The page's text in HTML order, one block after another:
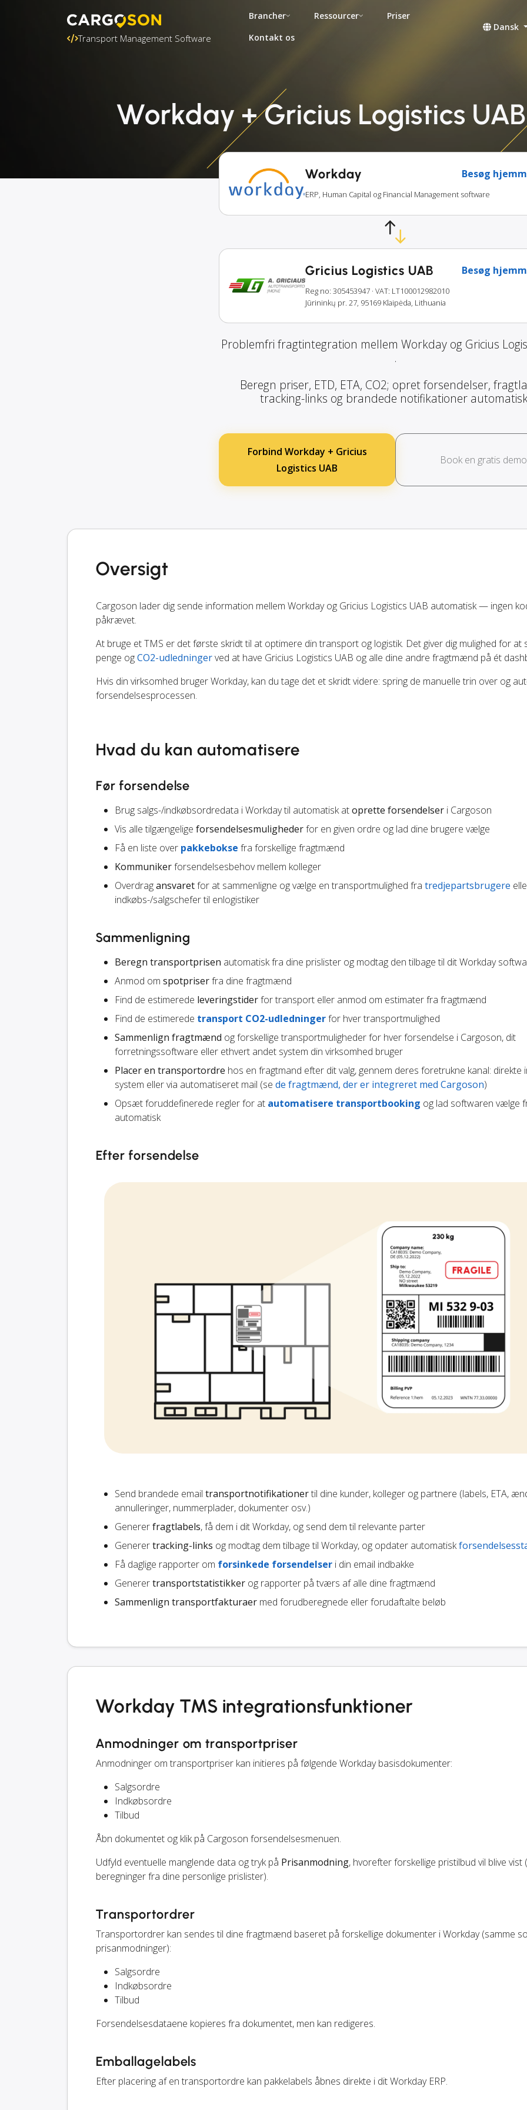
Transport Management Software
Brancher Ressourcer
Priser
Kontakt os
Dansk
Workday + Gricius Logistics
Workday Besøg
ERP, Human Capital og Financial Management software
Gricius Logistics UAB Besøg
Reg no: 305453947 · VAT: LT100012982010
Jūrininkų pr. 27, 95169 Klaipėda, Lithuania
Problemfri fragtintegration mellem Workday og Gricius
.
Beregn priser, ETD, ETA, CO2; opret forsendelser,
tracking-links og brandede notifikationer
Forbind Workday + Gricius
Logistics UAB
Book en gratis demo
Oversigt
Cargoson lader dig sende information mellem Workday og Gricius Logistics UAB automatisk — ingen
påkrævet.
At bruge et TMS er det første skridt til at optimere din transport og logistik. Det giver dig mulighed for at
penge ogCO2-udledningerved at have Gricius Logistics UAB og alle dine andre fragtmænd på ét
Hvis din virksomhed bruger Workday, kan du tage det et skridt videre: spring de manuelle trin over og
forsendelsesprocessen.
Hvad du kan automatisere
Før forsendelse
Brug salgs-/indkøbsordredata i Workday til automatisk atoprette forsendelser i Cargoson
Vis alle tilgængelige forsendelsesmulighederfor en given ordre og lad dine brugere vælge
Få en liste over pakkebokse fra forskellige fragtmænd
Kommunikerforsendelsesbehov mellem kolleger
Overdragansvaretfor at sammenligne og vælge en transportmulighed fra tredjepartsbrugere
indkøbs-/salgschefer til enlogistiker
Sammenligning
Beregn transportprisen automatisk fra dine prislister og modtag den tilbage til dit Workday
Anmod om spotpriserfra dine fragtmænd
Find de estimerede leveringstiderfor transport eller anmod om estimater fra fragtmænd
Find de estimerede transport CO2-udledningerfor hver transportmulighed
Sammenlign fragtmænd og forskellige transportmuligheder for hver forsendelse i Cargoson, dit
forretningssoftware eller ethvert andet system din virksomhed bruger
Placer en transportordre hos en fragtmand efter dit valg, gennem deres foretrukne kanal: direkte
system eller via automatiseret mail (se de fragtmænd, der er integreret med Cargoson)
Opsæt foruddefinerede regler for at automatisere transportbooking og lad softwaren vælge
automatisk
Efter forsendelse
Send brandede email transportnotifikationertil dine kunder, kolleger og partnere (labels, ETA,
annulleringer, nummerplader, dokumenter osv.)
Genererfragtlabels, få dem i dit Workday, og send dem til relevante parter
Generertracking-links og modtag dem tilbage til Workday, og opdater automatisk
Få daglige rapporter om forsinkede forsendelser i din email indbakke
Generertransportstatistikker og rapporter på tværs af alle dine fragtmænd
Sammenlign transportfakturaer med forudberegnede eller forudaftalte beløb
Workday TMS integrationsfunktioner
Anmodninger om transportpriser
Anmodninger om transportpriser kan initieres på følgende Workday basisdokumenter:
Salgsordre
Indkøbsordre
Tilbud
Åbn dokumentet og klik på Cargoson forsendelsesmenuen.
Udfyld eventuelle manglende data og tryk på Prisanmodning, hvorefter forskellige pristilbud vil blive vist
beregninger fra dine personlige prislister).
Transportordrer
Transportordrer kan sendes til dine fragtmænd baseret på forskellige dokumenter i Workday (samme
prisanmodninger):
Salgsordre
Indkøbsordre
Tilbud
Forsendelsesdataene kopieres fra dokumentet, men kan redigeres.
Emballagelabels
Efter placering af en transportordre kan pakkelabels åbnes direkte i dit Workday ERP.